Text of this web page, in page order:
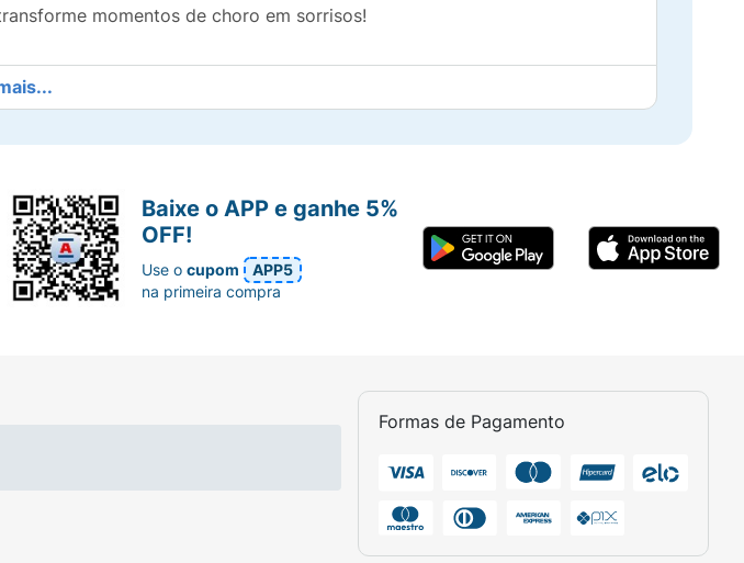
momentos de choro em sorrisos!
Formas de Pagamento
Baixe o APP e ganhe 5%
OFF!
Use ocupom
APP5
na primeira compra